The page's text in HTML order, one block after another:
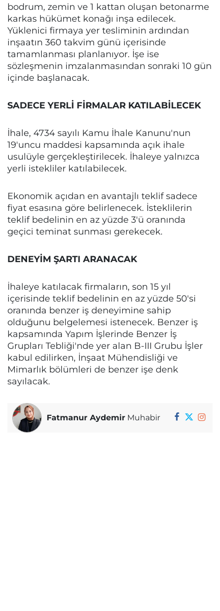
bodrum, zemin ve 1 kattan oluşan betonarme
karkas hükümet konağı inşa edilecek.
Yüklenici firmaya yer tesliminin ardından
inşaatın 360 takvim günü içerisinde
tamamlanması planlanıyor. İşe ise
sözleşmenin imzalanmasından sonraki 10 gün
içinde başlanacak.
SADECE YERLİ FİRMALAR KATILABİLECEK
İhale, 4734 sayılı Kamu İhale Kanunu'nun
19'uncu maddesi kapsamında açık ihale
usulüyle gerçekleştirilecek. İhaleye yalnızca
yerli istekliler katılabilecek.
Ekonomik açıdan en avantajlı teklif sadece
fiyat esasına göre belirlenecek. İsteklilerin
teklif bedelinin en az yüzde 3'ü oranında
geçici teminat sunması gerekecek.
DENEYİM ŞARTI ARANACAK
İhaleye katılacak firmaların, son 15 yıl
içerisinde teklif bedelinin en az yüzde 50'si
oranında benzer iş deneyimine sahip
olduğunu belgelemesi istenecek. Benzer iş
kapsamında Yapım İşlerinde Benzer İş
Grupları Tebliği'nde yer alan B-III Grubu İşler
kabul edilirken, İnşaat Mühendisliği ve
Mimarlık bölümleri de benzer işe denk
sayılacak.
Fatmanur Aydemir Muhabir